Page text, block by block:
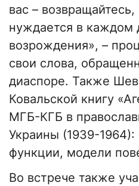
вас –
нуждается в каждом
возрождения», –
свои слова,
диаспоре. Также
Ковальской книгу
МГБ-КГБ в
Украины (1939-
функции, модели
Во встрече также